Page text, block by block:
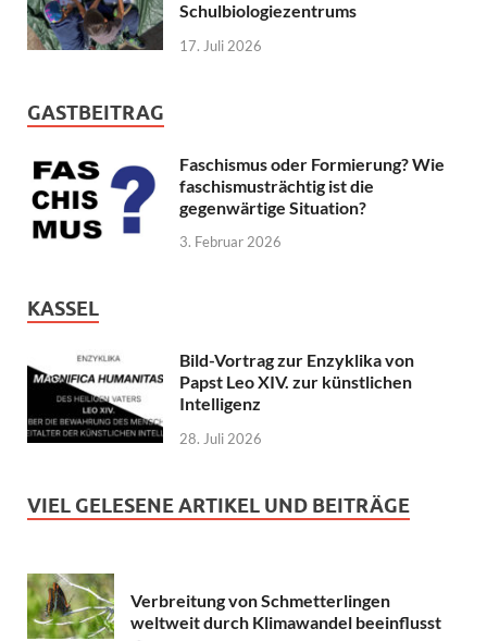
Schulbiologiezentrums
17. Juli 2026
GASTBEITRAG
Faschismus oder Formierung? Wie
faschismusträchtig ist die
gegenwärtige Situation?
3. Februar 2026
KASSEL
Bild-Vortrag zur Enzyklika von
Papst Leo XIV. zur künstlichen
Intelligenz
28. Juli 2026
VIEL GELESENE ARTIKEL UND BEITRÄGE
Verbreitung von Schmetterlingen
weltweit durch Klimawandel beeinflusst